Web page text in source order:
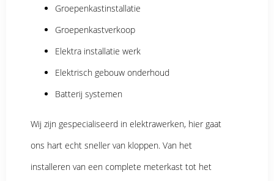
Groepenkastinstallatie
Groepenkastverkoop
Elektra installatie werk
Elektrisch gebouw onderhoud
Batterij systemen
Wij zijn gespecialiseerd in elektrawerken, hier gaat
ons hart echt sneller van kloppen. Van het
installeren van een complete meterkast tot het